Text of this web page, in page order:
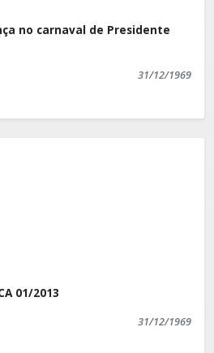
no carnaval de Presidente
31/12/1969
01/2013
31/12/1969